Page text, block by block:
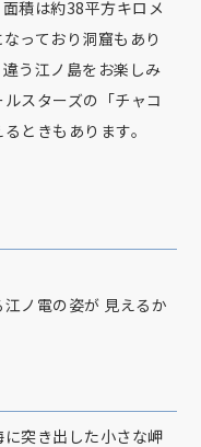
積は約38平方キロメ
っており洞窟もあり
う江ノ島をお楽しみ
スターズの「チャコ
ときもあります。
ノ電の姿が 見えるか
突き出した小さな岬